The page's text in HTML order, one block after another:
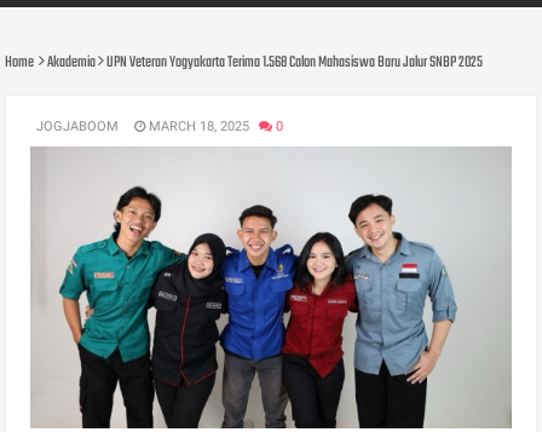
Home Akademia UPN Veteran Yogyakarta Terima 1.568 Calon Mahasiswa Baru Jalur SNBP 2025
JOGJABOOM MARCH 18, 2025 0